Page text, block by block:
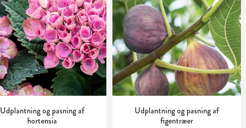
Udplantning og pasning af
hortensia
Udplantning og pasning af
figentræer